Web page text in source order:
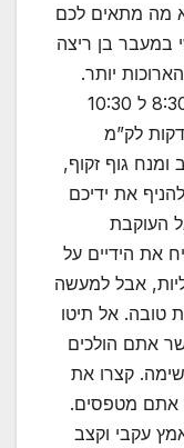
למצוא מה מתאים לכם
במעבר בן ריצה
יותר.
קצב ההליכה שלכם צריך להיות בין 8:30 ל 10:30
דקות לק”מ במישור ובין 11:30 ל 13 דקות לק”מ
גוף זקוף,
את ידיכם
העוקבת
את הידיים על
אבל למעשה
טובה. אל תיטו
אתם הולכים
קצרו את
אתם מטפסים.
עקבי וקצב